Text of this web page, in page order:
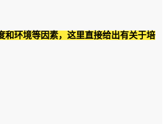
和环境等因素，这里直接给出有关于培